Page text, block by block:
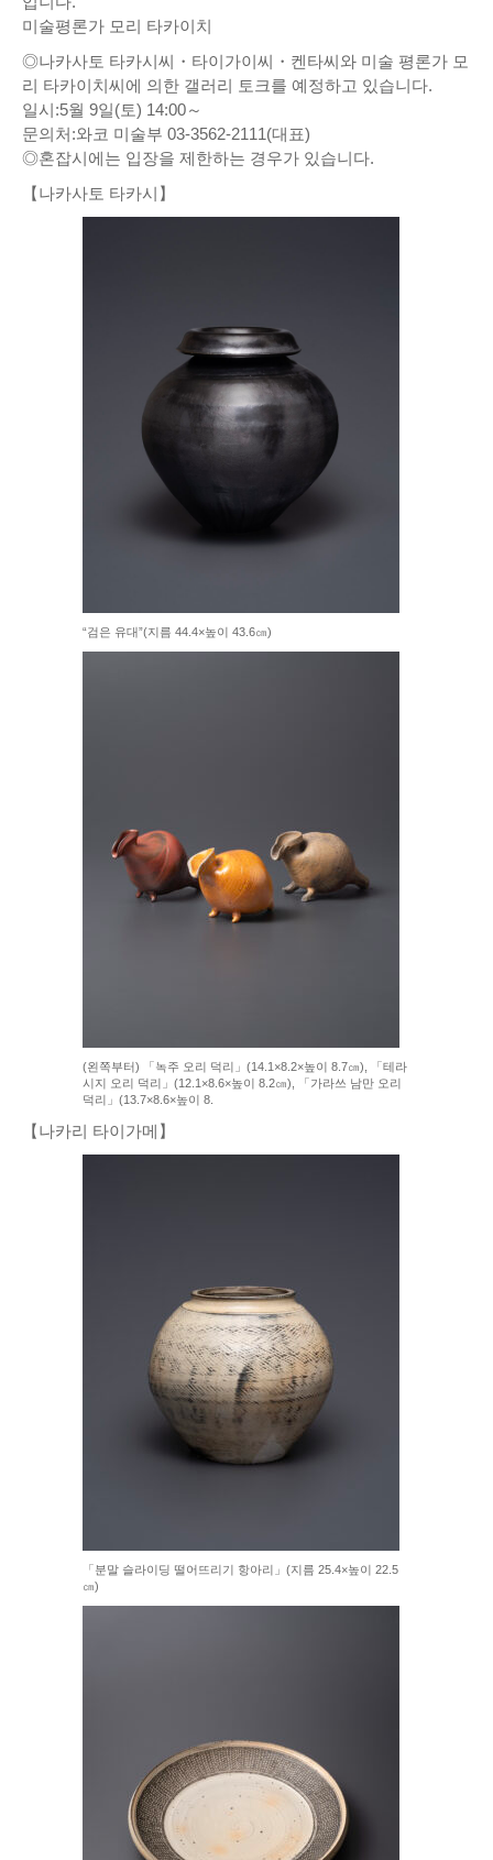
미술평론가 모리 타카이치
◎나카사토 타카시씨・타이가이씨・켄타씨와 미술 평론가 모
리 타카이치씨에 의한 갤러리 토크를 예정하고 있습니다.
일시:5월 9일(토) 14:00～
문의처:와코 미술부 03-3562-2111(대표)
◎혼잡시에는 입장을 제한하는 경우가 있습니다.
【나카사토 타카시】
“검은 유대”(지름 44.4×높이 43.6㎝)
(왼쪽부터) 「녹주 오리 덕리」(14.1×8.2×높이 8.7㎝), 「테라
시지 오리 덕리」(12.1×8.6×높이 8.2㎝), 「가라쓰 남만 오리
덕리」(13.7×8.6×높이 8.
【나카리 타이가메】
「분말 슬라이딩 떨어뜨리기 항아리」(지름 25.4×높이 22.5
㎝)